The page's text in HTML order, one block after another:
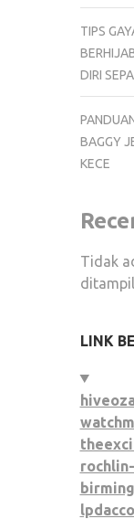
TIPS
DIRI
BAGGY
KECE
Tidak
LINK